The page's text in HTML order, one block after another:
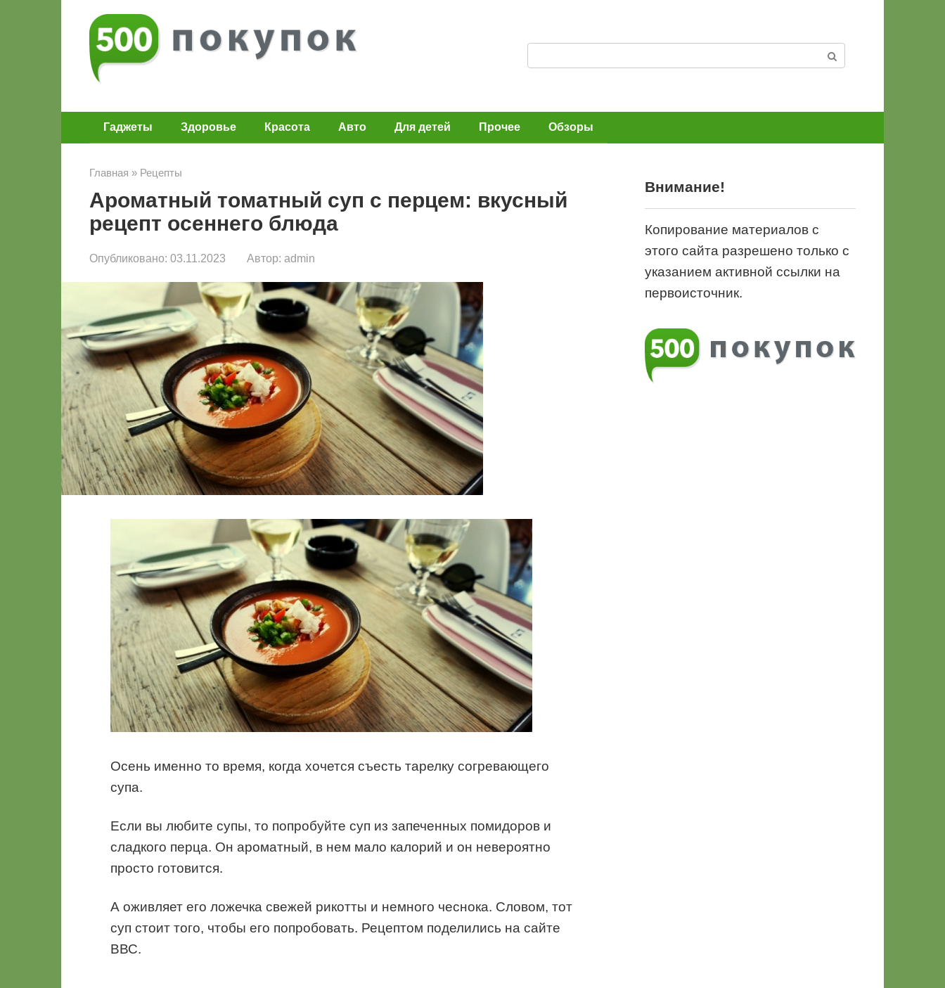
с
Гаджеты Здоровье Красота Авто Для детей Прочее Обзоры
Главная » Рецепты
Ароматный томатный суп с перцем: вкусный
рецепт осеннего блюда
Опубликовано: 03.11.2023 Автор: admin
Осень именно то время, когда хочется съесть тарелку согревающего
супа.
Если вы любите супы, то попробуйте суп из запеченных помидоров и
сладкого перца. Он ароматный, в нем мало калорий и он невероятно
просто готовится.
А оживляет его ложечка свежей рикотты и немного чеснока. Словом, тот
суп стоит того, чтобы его попробовать. Рецептом поделились на сайте
ВВС.
Внимание!
Копирование материалов с
этого сайта разрешено только с
указанием активной ссылки на
первоисточник.